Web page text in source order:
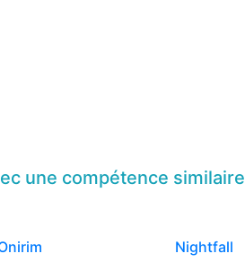
une compétence similaire
Nightfall